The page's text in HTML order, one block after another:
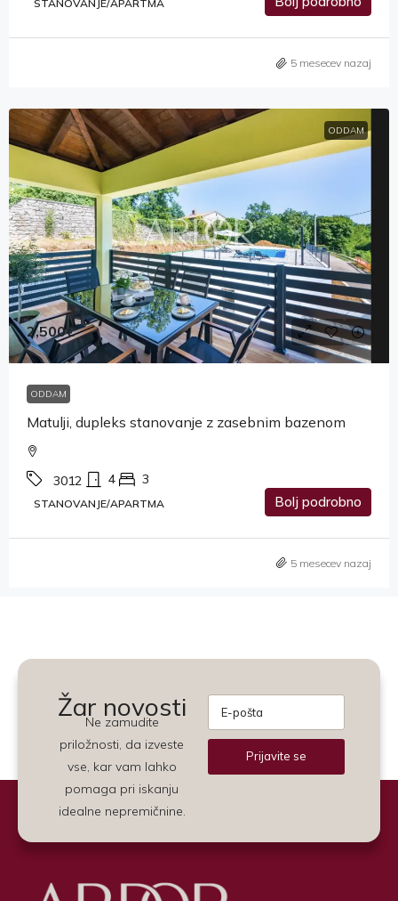
STANOVANJE/APARTMA
5 mesecev nazaj
ODDAM
2,500€
ODDAM
Matulji, dupleks stanovanje z zasebnim bazenom
3012 4 3
STANOVANJE/APARTMA Bolj podrobno
5 mesecev nazaj
Žar novosti
Ne zamudite
priložnosti, da izveste
vse, kar vam lahko
pomaga pri iskanju
idealne nepremičnine.
Prijavite se